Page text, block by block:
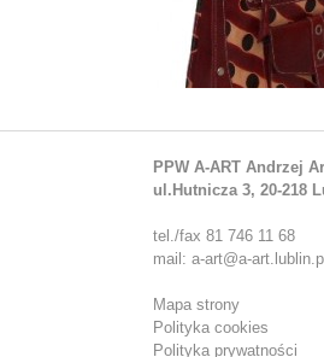
PPW A-ART Andrzej
ul.Hutnicza 3, 20-218
tel./fax 81 746 11 68
mail: a-art@a-art.lublin.pl
Mapa strony
Polityka cookies
Polityka prywatności